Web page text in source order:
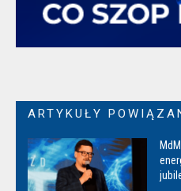
ARTYKUŁY